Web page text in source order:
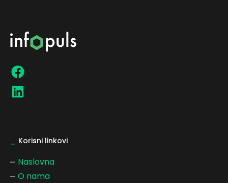
Korisni linkovi
Naslovna
O nama